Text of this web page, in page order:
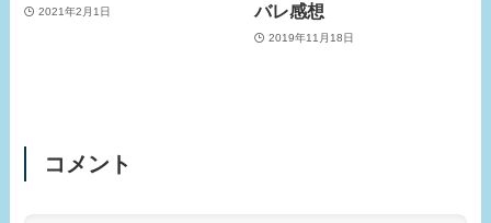
2021年2月1日
バレ感想
2019年11月18日
コメント